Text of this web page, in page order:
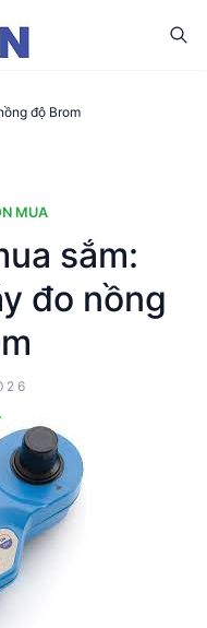
độ Brom
MUA
sắm:
đo nồng